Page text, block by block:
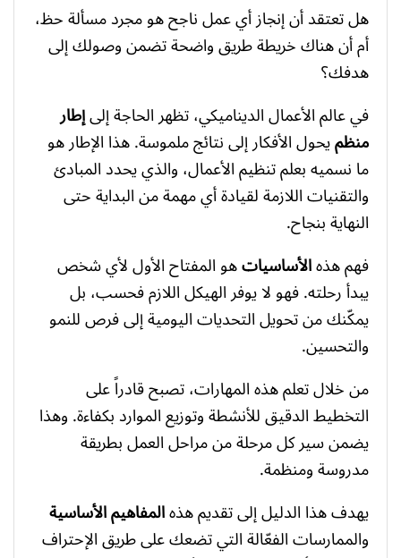
هل تعتقد أن إنجاز أي عمل ناجح هو مجرد مسألة حظ،
أم أن هناك خريطة طريق واضحة تضمن وصولك إلى
هدفك؟
في عالم الأعمال الديناميكي، تظهر الحاجة إلىإطار
منظميحول الأفكار إلى نتائج ملموسة. هذا الإطار هو
ما نسميه بعلم تنظيم الأعمال، والذي يحدد المبادئ
والتقنيات اللازمة لقيادة أي مهمة من البداية حتى
النهاية بنجاح.
فهم هذهالأساسياتهو المفتاح الأول لأي شخص
يبدأ رحلته. فهو لا يوفر الهيكل اللازم فحسب، بل
يمكّنك من تحويل التحديات اليومية إلى فرص للنمو
والتحسين.
من خلال تعلم هذه المهارات، تصبح قادراً على
التخطيط الدقيق للأنشطة وتوزيع الموارد بكفاءة. وهذا
يضمن سير كل مرحلة من مراحل العمل بطريقة
مدروسة ومنظمة.
يهدف هذا الدليل إلى تقديم هذهالمفاهيم الأساسية
والممارسات الفعّالة التي تضعك على طريق الإحتراف